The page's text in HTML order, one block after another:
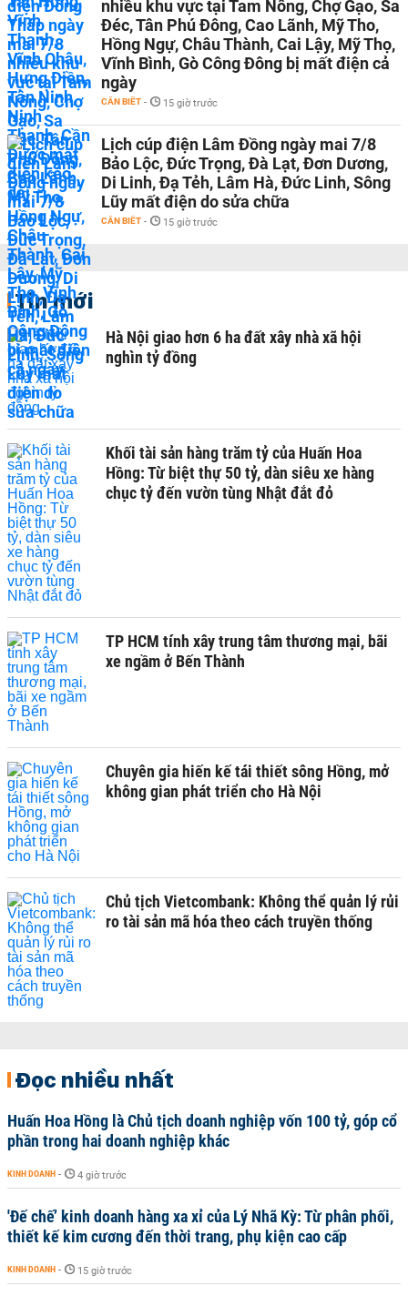
nhiều khu vực tại Tam Nông, Chợ Gạo, Sa
Đéc, Tân Phú Đông, Cao Lãnh, Mỹ Tho,
Hồng Ngự, Châu Thành, Cai Lậy, Mỹ Thọ,
Vĩnh Bình, Gò Công Đông bị mất điện cả
ngày
CẦN BIẾT - 15 giờ trước
Lịch cúp điện Lâm Đồng ngày mai 7/8
Bảo Lộc, Đức Trọng, Đà Lạt, Đơn Dương,
Di Linh, Đạ Tẻh, Lâm Hà, Đức Linh, Sông
Lũy mất điện do sửa chữa
CẦN BIẾT - 15 giờ trước
Tin mới
Hà Nội giao hơn 6 ha đất xây nhà xã hội
nghìn tỷ đồng
Khối tài sản hàng trăm tỷ của Huấn Hoa
Hồng: Từ biệt thự 50 tỷ, dàn siêu xe hàng
chục tỷ đến vườn tùng Nhật đắt đỏ
TP HCM tính xây trung tâm thương mại, bãi
xe ngầm ở Bến Thành
Chuyên gia hiến kế tái thiết sông Hồng, mở
không gian phát triển cho Hà Nội
Chủ tịch Vietcombank: Không thể quản lý rủi
ro tài sản mã hóa theo cách truyền thống
Đọc nhiều nhất
Huấn Hoa Hồng là Chủ tịch doanh nghiệp vốn 100 tỷ, góp cổ
phần trong hai doanh nghiệp khác
KINH DOANH - 4 giờ trước
'Đế chế’ kinh doanh hàng xa xỉ của Lý Nhã Kỳ: Từ phân phối,
thiết kế kim cương đến thời trang, phụ kiện cao cấp
KINH DOANH - 15 giờ trước